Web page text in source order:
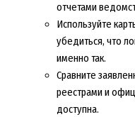
отчетами
Используйте
убедиться, что
именно так.
Сравните
реестрами и
доступна.